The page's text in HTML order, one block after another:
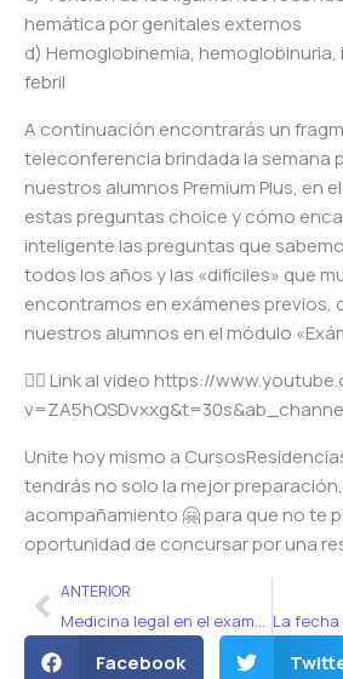
hemática por genitales externos
d) Hemoglobinemia,
febril
A continuación encontrarás un
teleconferencia brindada la semana
nuestros alumnos Premium Plus, en
estas preguntas choice y cómo
inteligente las preguntas que
todos los años y las «difíciles» que
encontramos en exámenes previos,
nuestros alumnos en el módulo
👉🏼 Link al video https://
Unite hoy mismo a
tendrás no solo la mejor
acompañamiento 🤗 para que no te
oportunidad de concursar por una
AntANTERIOR
Medicina legal en el examen de residencias
Facebook